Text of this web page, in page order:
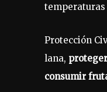
Protección
lana,
consumir